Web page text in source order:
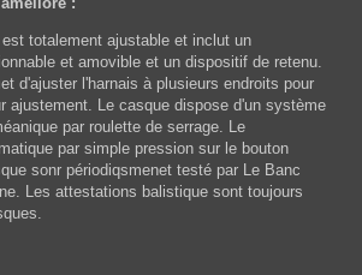
totalement ajustable et inclut un
et amovible et un dispositif de retenu.
d'ajuster l'harnais à plusieurs endroits pour
ajustement. Le casque dispose d'un système
par roulette de serrage. Le
par simple pression sur le bouton
sonr périodiqsmenet testé par Le Banc
Les attestations balistique sont toujours